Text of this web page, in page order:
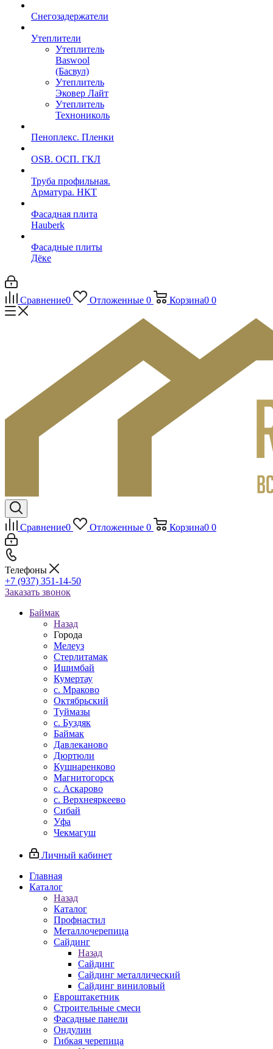
Снегозадержатели
Утеплители
Утеплитель
Baswool
(Басвул)
Утеплитель
Эковер Лайт
Утеплитель
Технониколь
Пеноплекс. Пленки
OSB. ОСП. ГКЛ
Труба профильная.
Арматура. НКТ
Фасадная плита
Hauberk
Фасадные плиты
Дёке
Сравнение0 Отложенные 0 Корзина0 0
Сравнение0 Отложенные 0 Корзина0 0
Телефоны
+7 (937) 351-14-50
Заказать звонок
Баймак
Назад
Города
Мелеуз
Стерлитамак
Ишимбай
Кумертау
c. Мраково
Октябрьский
Туймазы
c. Буздяк
Баймак
Давлеканово
Дюртюли
Кушнаренково
Магнитогорск
с. Аскарово
с. Верхнеяркеево
Сибай
Уфа
Чекмагуш
Личный кабинет
Главная
Каталог
Назад
Каталог
Профнастил
Металлочерепица
Сайдинг
Назад
Сайдинг
Сайдинг металлический
Сайдинг виниловый
Евроштакетник
Строительные смеси
Фасадные панели
Ондулин
Гибкая черепица